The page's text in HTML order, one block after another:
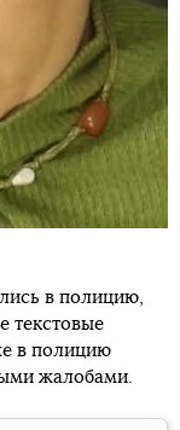
в полицию,
текстовые
в полицию
жалобами.